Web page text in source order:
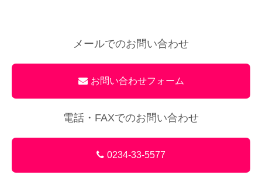
メールでのお問い合わせ
お問い合わせフォーム
電話・FAXでのお問い合わせ
0234-33-5577